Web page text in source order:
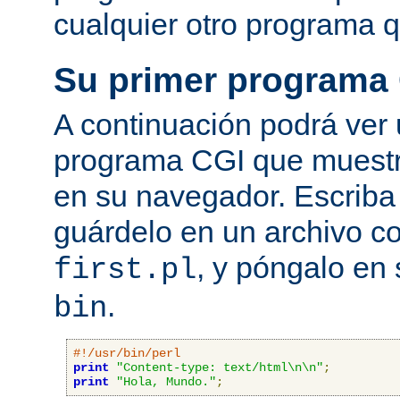
cualquier otro programa
Su primer programa
A continuación podrá ver
programa CGI que
en su navegador.
guárdelo en un archivo
first.pl, y póngalo
bin.
#!/usr/bin/perl
print
"Content-type: text/html\n\n" ;
print
"Hola, Mundo." ;